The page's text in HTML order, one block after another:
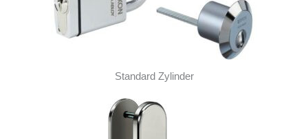
Standard Zylinder